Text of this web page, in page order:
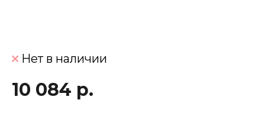
Нет в наличии
10 084 р.